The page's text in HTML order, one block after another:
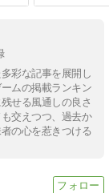
彩な記事を展開し
ムの掲載ランキン
せる風通しの良さ
交えつつ、過去か
の心を惹きつける